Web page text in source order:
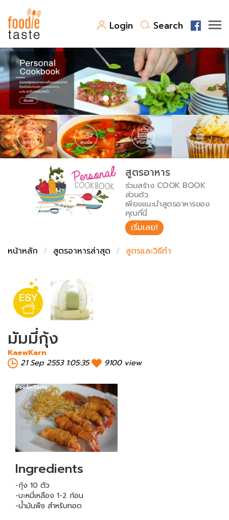
Login Search
สูตรอาหาร
สูตรอาหารล่าสุด
Top Foodie
พาไปชิม
สารพันก้นครัว
เคล็ดลับน่ารู้
เปรียบเทียบหน่วยการตวง
เปรียบเทียบอุณหภูมิ
เปรียบเทียบน้ำหนักวัตถุดิบ
FoodPedia
สร้าง Cookbook
สูตรอาหาร
ร่วมสร้าง COOK BOOK
ส่วนตัว
เพียงแนะนำสูตรอาหารของ
คุณที่นี่
เริ่มเลย!
หน้าหลัก
สูตรอาหารล่าสุด สูตรและวิธีทำ
มัมมี่กุ้ง
KaewKarn
21 Sep 2553 1:05:35
9100 view
Ingredients
-กุ้ง 10 ตัว
-บะหมี่เหลือง 1-2 ก้อน
-น้ำมันพืช สำหรับทอด